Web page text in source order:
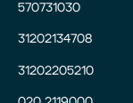
570731030
31202134708
31202205210